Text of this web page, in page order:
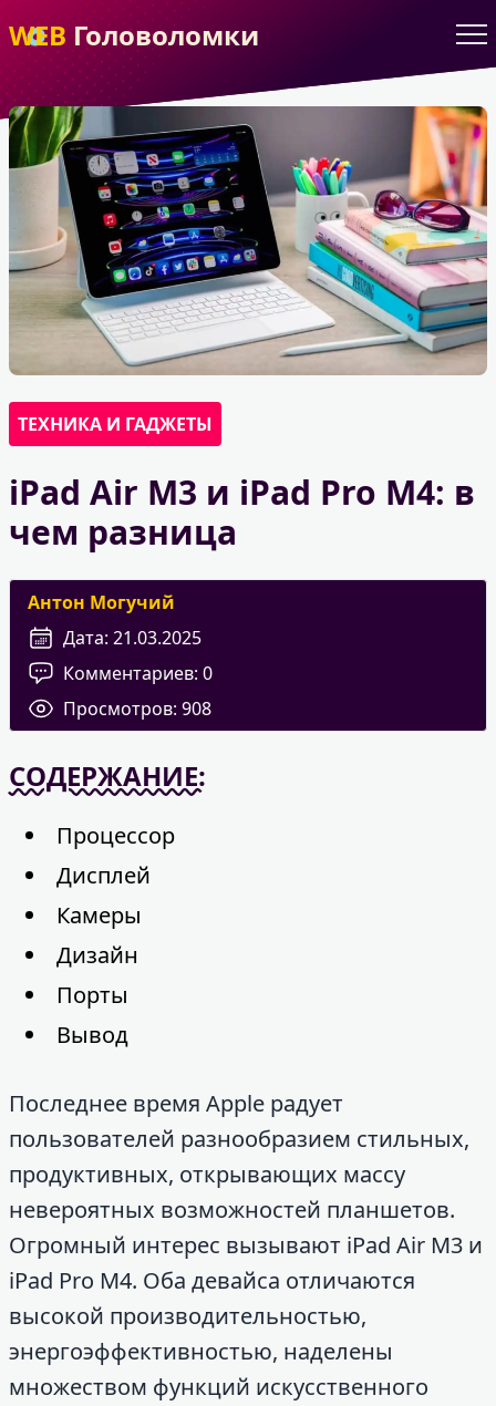
WEBГоловоломки
ТЕХНИКА И ГАДЖЕТЫ
iPad Air M3 и iPad Pro M4: в
чем разница
Антон Могучий
Дата: 21.03.2025
Комментариев: 0
Просмотров: 908
СОДЕРЖАНИЕ:
Процессор
Дисплей
Камеры
Дизайн
Порты
Вывод
Последнее время Apple радует
пользователей разнообразием стильных,
продуктивных, открывающих массу
невероятных возможностей планшетов.
Огромный интерес вызывают iPad Air M3 и
iPad Pro M4. Оба девайса отличаются
высокой производительностью,
энергоэффективностью, наделены
множеством функций искусственного